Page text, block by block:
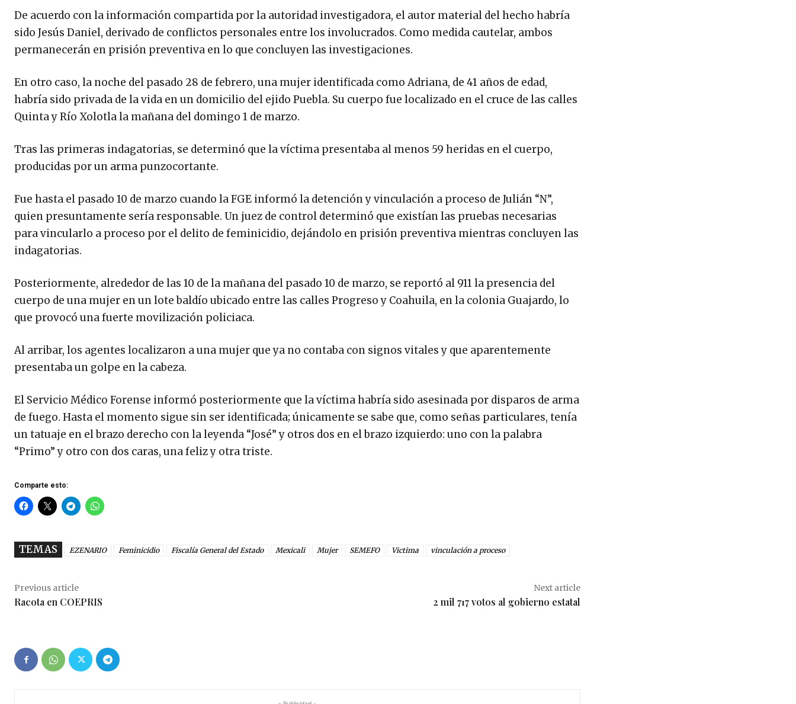
De acuerdo con la información compartida por la autoridad investigadora, el autor material del hecho habría
sido Jesús Daniel, derivado de conflictos personales entre los involucrados. Como medida cautelar, ambos
permanecerán en prisión preventiva en lo que concluyen las investigaciones.
En otro caso, la noche del pasado 28 de febrero, una mujer identificada como Adriana, de 41 años de edad,
habría sido privada de la vida en un domicilio del ejido Puebla. Su cuerpo fue localizado en el cruce de las calles
Quinta y Río Xolotla la mañana del domingo 1 de marzo.
Tras las primeras indagatorias, se determinó que la víctima presentaba al menos 59 heridas en el cuerpo,
producidas por un arma punzocortante.
Fue hasta el pasado 10 de marzo cuando la FGE informó la detención y vinculación a proceso de Julián “N”,
quien presuntamente sería responsable. Un juez de control determinó que existían las pruebas necesarias
para vincularlo a proceso por el delito de feminicidio, dejándolo en prisión preventiva mientras concluyen las
indagatorias.
Posteriormente, alrededor de las 10 de la mañana del pasado 10 de marzo, se reportó al 911 la presencia del
cuerpo de una mujer en un lote baldío ubicado entre las calles Progreso y Coahuila, en la colonia Guajardo, lo
que provocó una fuerte movilización policiaca.
Al arribar, los agentes localizaron a una mujer que ya no contaba con signos vitales y que aparentemente
presentaba un golpe en la cabeza.
El Servicio Médico Forense informó posteriormente que la víctima habría sido asesinada por disparos de arma
de fuego. Hasta el momento sigue sin ser identificada; únicamente se sabe que, como señas particulares, tenía
un tatuaje en el brazo derecho con la leyenda “José” y otros dos en el brazo izquierdo: uno con la palabra
“Primo” y otro con dos caras, una feliz y otra triste.
Comparte esto:
TEMAS EZENARIO Feminicidio Fiscalía General del Estado Mexicali Mujer SEMEFO Victima vinculación a proceso
Previous article
Racota en COEPRIS
Next article
2 mil 717 votos al gobierno estatal